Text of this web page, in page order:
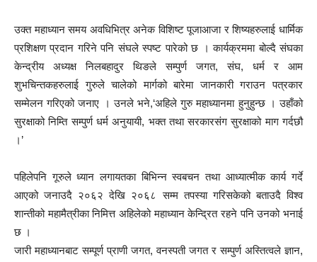
उक्त महाध्यान समय अवधिभित्र अनेक विशिष्ट पूजाआजा र शिष्यहरुलाई धार्मिक
प्रशिक्षण प्रदान गरिने पनि संघले स्पष्ट पारेको छ । कार्यक्रममा बोल्दै संघका
केन्द्रीय अध्यक्ष निलबहादुर थिङले सम्पुर्ण जगत, संघ, धर्म र आम
शुभचिन्तकहरुलाई गुरुले चालेको मार्गको बारेमा जानकारी गराउन पत्रकार
सम्मेलन गरिएको जनाए । उनले भने,‘अहिले गुरु महाध्यानमा हुनुहुन्छ । उहाँको
सुरक्षाको निम्ति सम्पुर्ण धर्म अनुयायी, भक्त तथा सरकारसंग सुरक्षाको माग गर्दछौ
।’
पहिलेपनि गूरुले ध्यान लगायतका बिभिन्न स्वबचन तथा आध्यात्मीक कार्य गर्दे
आएको जनाउदै २०६२ देखि २०६८ सम्म तपस्या गरिसकेको बताउदै विश्व
शान्तीको महामैत्रीका निमित्त अहिलेको महाध्यान केन्द्रित रहने पनि उनको भनाई
छ ।
जारी महाध्यानबाट सम्पूर्ण प्राणी जगत, वनस्पती जगत र सम्पुर्ण अस्तित्वले ज्ञान,